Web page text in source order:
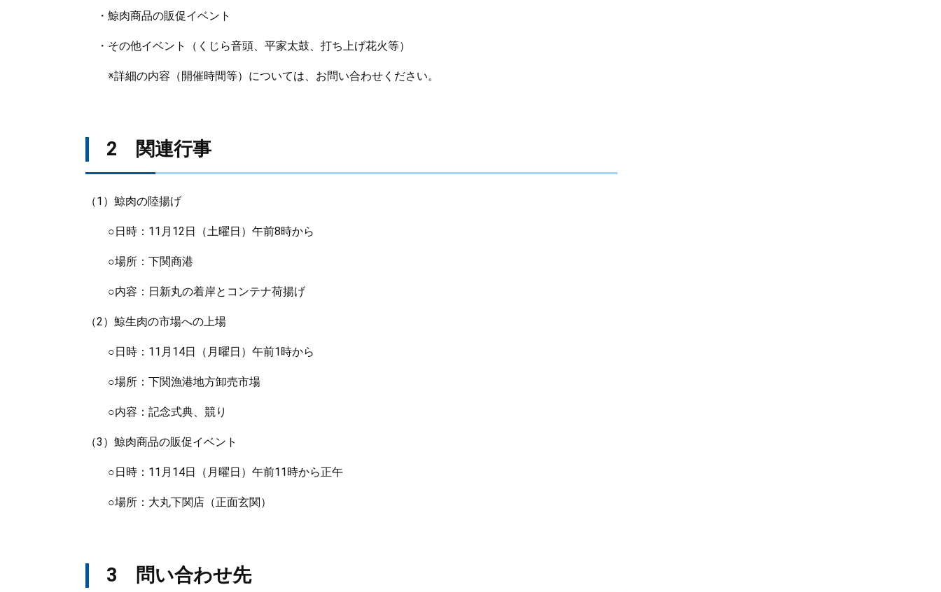
・鯨肉商品の販促イベント
・その他イベント（くじら音頭、平家太鼓、打ち上げ花火等）
※詳細の内容（開催時間等）については、お問い合わせください。
2 関連行事
（1）鯨肉の陸揚げ
○日時：11月12日（土曜日）午前8時から
○場所：下関商港
○内容：日新丸の着岸とコンテナ荷揚げ
（2）鯨生肉の市場への上場
○日時：11月14日（月曜日）午前1時から
○場所：下関漁港地方卸売市場
○内容：記念式典、競り
（3）鯨肉商品の販促イベント
○日時：11月14日（月曜日）午前11時から正午
○場所：大丸下関店（正面玄関）
3 問い合わせ先